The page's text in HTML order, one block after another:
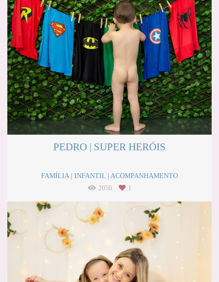
PEDRO | SUPER HERÓIS
FAMÍLIA | INFANTIL | ACOMPANHAMENTO
2050
1